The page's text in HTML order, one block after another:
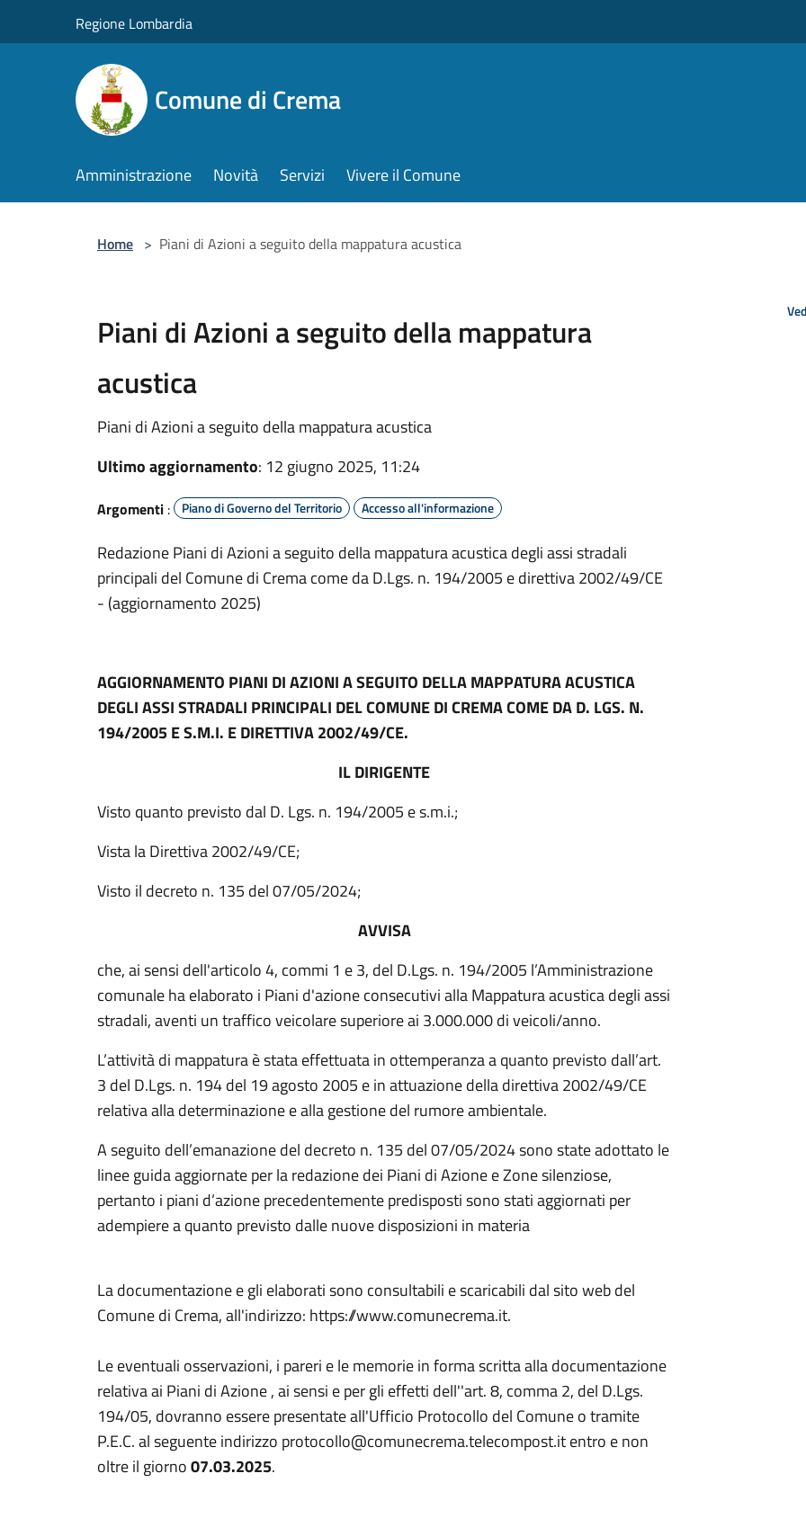
Regione Lombardia
Comune di Crema
Amministrazione Novità Servizi Vivere il Comune
Home > Piani di Azioni a seguito della mappatura acustica
Piani di Azioni a seguito della mappatura
acustica
Piani di Azioni a seguito della mappatura acustica
Ultimo aggiornamento: 12 giugno 2025, 11:24
Argomenti : Piano di Governo del Territorio Accesso all'informazione
Redazione Piani di Azioni a seguito della mappatura acustica degli assi stradali
principali del Comune di Crema come da D.Lgs. n. 194/2005 e direttiva 2002/49/CE
- (aggiornamento 2025)
AGGIORNAMENTO PIANI DI AZIONI A SEGUITO DELLA MAPPATURA ACUSTICA
DEGLI ASSI STRADALI PRINCIPALI DEL COMUNE DI CREMA COME DA D. LGS. N.
194/2005 E S.M.I. E DIRETTIVA 2002/49/CE.
IL DIRIGENTE
Visto quanto previsto dal D. Lgs. n. 194/2005 e s.m.i.;
Vista la Direttiva 2002/49/CE;
Visto il decreto n. 135 del 07/05/2024;
AVVISA
che, ai sensi dell'articolo 4, commi 1 e 3, del D.Lgs. n. 194/2005 l’Amministrazione
comunale ha elaborato i Piani d'azione consecutivi alla Mappatura acustica degli assi
stradali, aventi un traffico veicolare superiore ai 3.000.000 di veicoli/anno.
L’attività di mappatura è stata effettuata in ottemperanza a quanto previsto dall’art.
3 del D.Lgs. n. 194 del 19 agosto 2005 e in attuazione della direttiva 2002/49/CE
relativa alla determinazione e alla gestione del rumore ambientale.
A seguito dell’emanazione del decreto n. 135 del 07/05/2024 sono state adottato le
linee guida aggiornate per la redazione dei Piani di Azione e Zone silenziose,
pertanto i piani d’azione precedentemente predisposti sono stati aggiornati per
adempiere a quanto previsto dalle nuove disposizioni in materia
La documentazione e gli elaborati sono consultabili e scaricabili dal sito web del
Comune di Crema, all'indirizzo: https://www.comunecrema.it.
Le eventuali osservazioni, i pareri e le memorie in forma scritta alla documentazione
relativa ai Piani di Azione , ai sensi e per gli effetti dell''art. 8, comma 2, del D.Lgs.
194/05, dovranno essere presentate all'Ufficio Protocollo del Comune o tramite
P.E.C. al seguente indirizzo protocollo@comunecrema.telecompost.it entro e non
oltre il giorno07.03.2025.